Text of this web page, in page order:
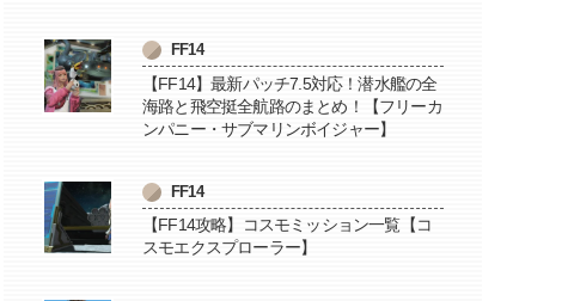
FF14
【FF14】最新パッチ7.5対応！潜水艦の全
海路と飛空挺全航路のまとめ！【フリーカ
ンパニー・サブマリンボイジャー】
FF14
【FF14攻略】コスモミッション一覧【コ
スモエクスプローラー】